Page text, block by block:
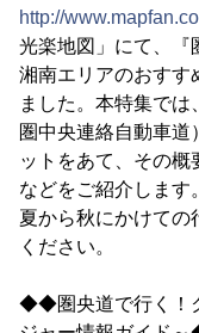
http://
光楽地図」にて、『
湘南エリアのおすす
ました。本特集で
圏中央連絡自動車道
ットをあて、その概
などをご紹介します。
夏から秋にかけての
ください。
◆◆圏央道で行く！